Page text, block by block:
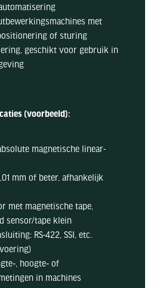
met
of sturing
geschikt voor gebruik in
(voorbeeld):
magnetische linear-
mm of beter, afhankelijk
met magnetische tape,
sensor/tape klein
RS-422, SSI, etc.
hoogte‐ of
in machines